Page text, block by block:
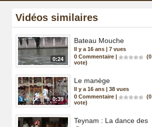
Vidéos similaires
0:24
Bateau Mouche
Il y a 16 ans | 7 vues
0 Commentaire
(0
vote)
0:39
Le manège
Il y a 16 ans | 38 vues
0 Commentaire
(0
vote)
Teynam : La dance des